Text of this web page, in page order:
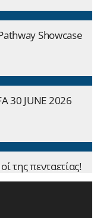
Showcase
30 JUNE 2026
της πενταετίας!